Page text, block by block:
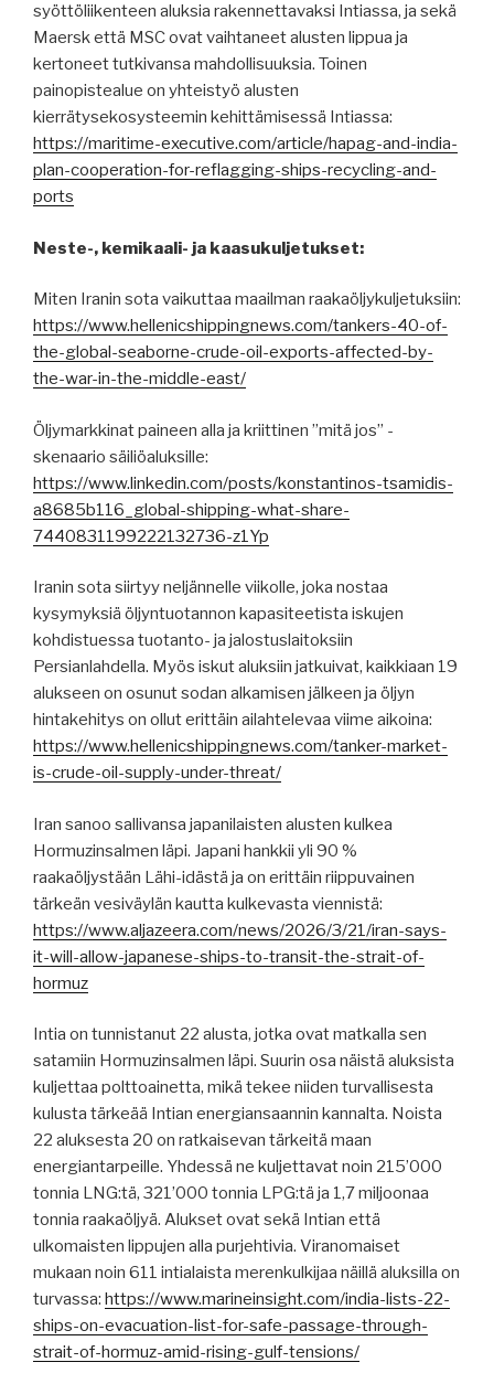
syöttöliikenteen aluksia rakennettavaksi Intiassa, ja sekä
Maersk että MSC ovat vaihtaneet alusten lippua ja
kertoneet tutkivansa mahdollisuuksia. Toinen
painopistealue on yhteistyö alusten
kierrätysekosysteemin kehittämisessä Intiassa:
https://maritime-executive.com/article/hapag-and-india-
plan-cooperation-for-reflagging-ships-recycling-and-
ports
Neste-, kemikaali- ja kaasukuljetukset:
Miten Iranin sota vaikuttaa maailman raakaöljykuljetuksiin:
https://www.hellenicshippingnews.com/tankers-40-of-
the-global-seaborne-crude-oil-exports-affected-by-
the-war-in-the-middle-east/
Öljymarkkinat paineen alla ja kriittinen ”mitä jos” -
skenaario säiliöaluksille:
https://www.linkedin.com/posts/konstantinos-tsamidis-
a8685b116_global-shipping-what-share-
7440831199222132736-z1Yp
Iranin sota siirtyy neljännelle viikolle, joka nostaa
kysymyksiä öljyntuotannon kapasiteetista iskujen
kohdistuessa tuotanto- ja jalostuslaitoksiin
Persianlahdella. Myös iskut aluksiin jatkuivat, kaikkiaan 19
alukseen on osunut sodan alkamisen jälkeen ja öljyn
hintakehitys on ollut erittäin ailahtelevaa viime aikoina:
https://www.hellenicshippingnews.com/tanker-market-
is-crude-oil-supply-under-threat/
Iran sanoo sallivansa japanilaisten alusten kulkea
Hormuzinsalmen läpi. Japani hankkii yli 90 %
raakaöljystään Lähi-idästä ja on erittäin riippuvainen
tärkeän vesiväylän kautta kulkevasta viennistä:
https://www.aljazeera.com/news/2026/3/21/iran-says-
it-will-allow-japanese-ships-to-transit-the-strait-of-
hormuz
Intia on tunnistanut 22 alusta, jotka ovat matkalla sen
satamiin Hormuzinsalmen läpi. Suurin osa näistä aluksista
kuljettaa polttoainetta, mikä tekee niiden turvallisesta
kulusta tärkeää Intian energiansaannin kannalta. Noista
22 aluksesta 20 on ratkaisevan tärkeitä maan
energiantarpeille. Yhdessä ne kuljettavat noin 215’000
tonnia LNG:tä, 321’000 tonnia LPG:tä ja 1,7 miljoonaa
tonnia raakaöljyä. Alukset ovat sekä Intian että
ulkomaisten lippujen alla purjehtivia. Viranomaiset
mukaan noin 611 intialaista merenkulkijaa näillä aluksilla on
turvassa: https://www.marineinsight.com/india-lists-22-
ships-on-evacuation-list-for-safe-passage-through-
strait-of-hormuz-amid-rising-gulf-tensions/